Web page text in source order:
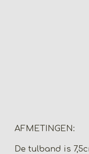
AFMETINGEN:
De tulband is